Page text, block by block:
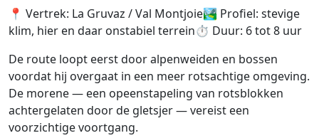
📍 Vertrek: La Gruvaz / Val Montjoie🏞 Profiel: stevige
klim, hier en daar onstabiel terrein⏱ Duur: 6 tot 8 uur
De route loopt eerst door alpenweiden en bossen
voordat hij overgaat in een meer rotsachtige omgeving.
De morene — een opeenstapeling van rotsblokken
achtergelaten door de gletsjer — vereist een
voorzichtige voortgang.